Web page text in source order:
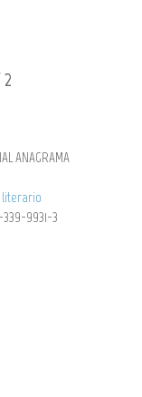
ANAGRAMA
literario
9931-3